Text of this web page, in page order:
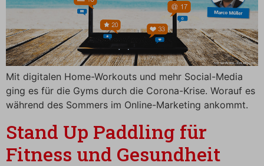
Mit digitalen Home-Workouts und mehr Social-Media
ging es für die Gyms durch die Corona-Krise. Worauf es
während des Sommers im Online-Marketing ankommt.
Stand Up Paddling für
Fitness und Gesundheit